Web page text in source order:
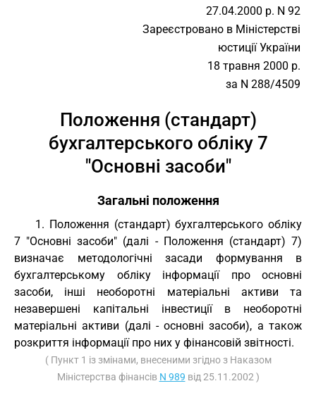
27.04.2000 р. N 92
Зареєстровано в Міністерстві
юстиції України
18 травня 2000 р.
за N 288/4509
Положення (стандарт)
бухгалтерського обліку 7
"Основні засоби"
Загальні положення
1. Положення (стандарт) бухгалтерського обліку
7 "Основні засоби" (далі - Положення (стандарт) 7)
визначає методологічні засади формування в
бухгалтерському обліку інформації про основні
засоби, інші необоротні матеріальні активи та
незавершені капітальні інвестиції в необоротні
матеріальні активи (далі - основні засоби), а також
розкриття інформації про них у фінансовій звітності.
( Пункт 1 із змінами, внесеними згідно з Наказом
Міністерства фінансів N 989 від 25.11.2002 )